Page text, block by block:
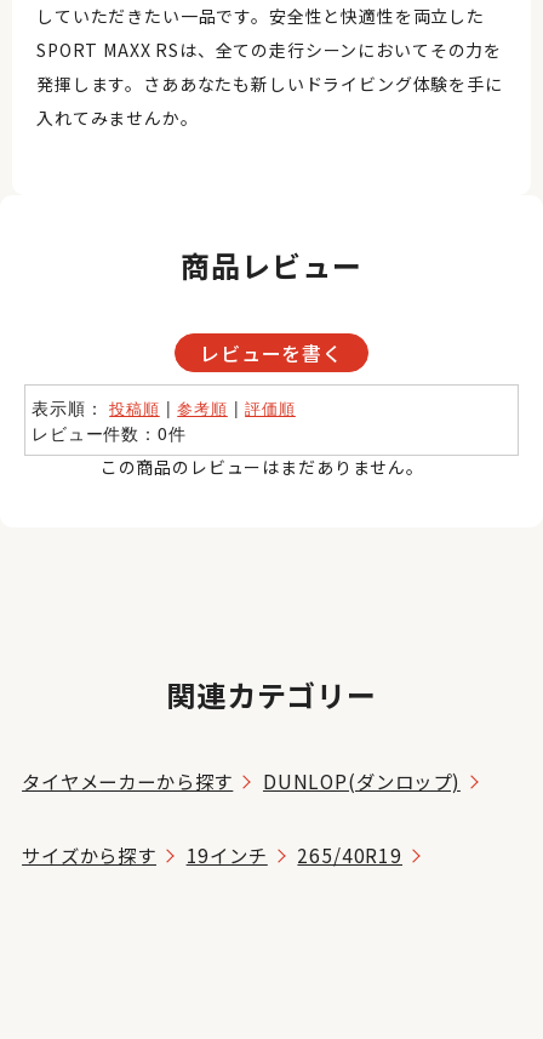
していただきたい一品です。安全性と快適性を両立した
SPORT MAXX RSは、全ての走行シーンにおいてその力を
発揮します。さああなたも新しいドライビング体験を手に
入れてみませんか。
商品レビュー
レビューを書く
表示順：投稿順 |参考順 |評価順
レビュー件数：0件
この商品のレビューはまだありません。
関連カテゴリー
タイヤメーカーから探す DUNLOP(ダンロップ)
サイズから探す 19インチ 265/40R19